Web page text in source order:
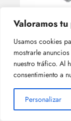
Valoramos
Usamos cookies
mostrarle
nuestro tráfico. Al
consentimiento a
Personalizar
¿Cuál